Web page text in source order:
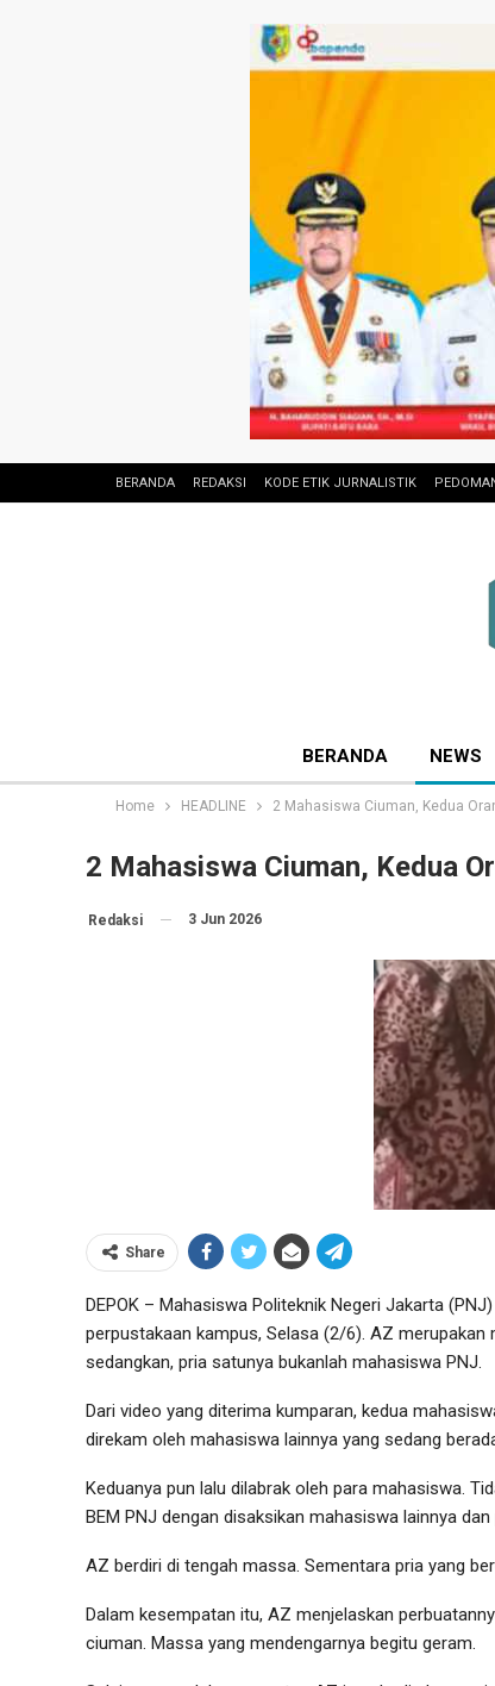
BERANDA REDAKSI KODE ETIK JURNALISTIK
BERANDA NEWS
Home HEADLINE 2 Mahasiswa Ciuman, Kedua
2 Mahasiswa Ciuman, Kedua
Redaksi 3 Jun 2026
Share
DEPOK – Mahasiswa Politeknik Negeri Jakarta
perpustakaan kampus, Selasa (2/6). AZ
sedangkan, pria satunya bukanlah mahasiswa PNJ.
Dari video yang diterima kumparan, kedua
direkam oleh mahasiswa lainnya yang sedang
Keduanya pun lalu dilabrak oleh para mahasiswa.
BEM PNJ dengan disaksikan mahasiswa lainnya
AZ berdiri di tengah massa. Sementara pria yang
Dalam kesempatan itu, AZ menjelaskan
ciuman. Massa yang mendengarnya begitu geram.